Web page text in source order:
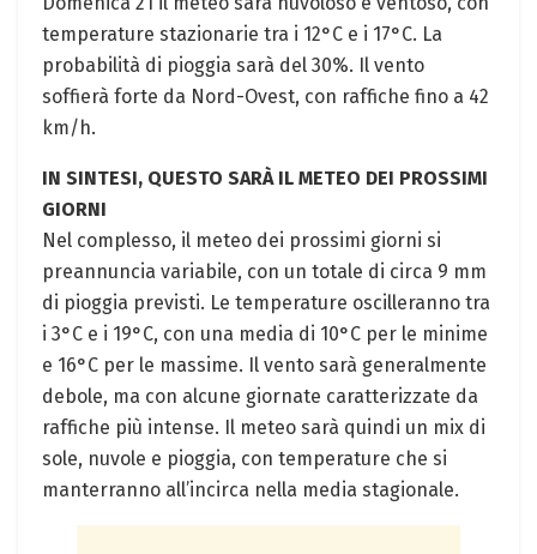
temperature stazionarie tra i 12°C e i 17°C. La
probabilità di pioggia sarà del 30%. Il vento
soffierà forte da Nord-Ovest, con raffiche fino a 42
km/h.
IN SINTESI, QUESTO SARÀ IL METEO DEI PROSSIMI
GIORNI
Nel complesso, il meteo dei prossimi giorni si
preannuncia variabile, con un totale di circa 9 mm
di pioggia previsti. Le temperature oscilleranno tra
i 3°C e i 19°C, con una media di 10°C per le minime
e 16°C per le massime. Il vento sarà generalmente
debole, ma con alcune giornate caratterizzate da
raffiche più intense. Il meteo sarà quindi un mix di
sole, nuvole e pioggia, con temperature che si
manterranno all’incirca nella media stagionale.